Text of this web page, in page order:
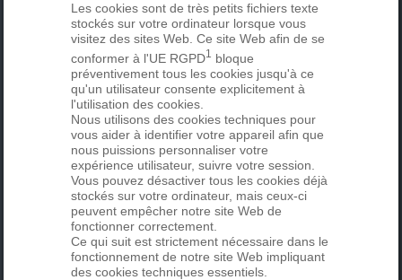
Les cookies sont de très petits fichiers texte
stockés sur votre ordinateur lorsque vous
visitez des sites Web. Ce site Web afin de se
conformer à l'UE RGPD1 bloque
préventivement tous les cookies jusqu'à ce
qu'un utilisateur consente explicitement à
l'utilisation des cookies.
Nous utilisons des cookies techniques pour
vous aider à identifier votre appareil afin que
nous puissions personnaliser votre
expérience utilisateur, suivre votre session.
Vous pouvez désactiver tous les cookies déjà
stockés sur votre ordinateur, mais ceux-ci
peuvent empêcher notre site Web de
fonctionner correctement.
Ce qui suit est strictement nécessaire dans le
fonctionnement de notre site Web impliquant
des cookies techniques essentiels.